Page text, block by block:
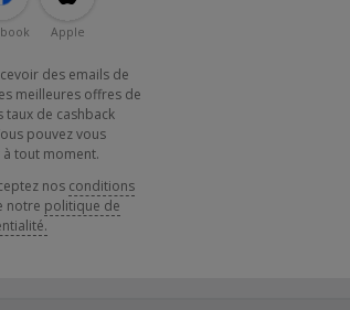
Apple
des emails de
meilleures offres de
taux de cashback
pouvez vous
tout moment.
nos conditions
notre politique de